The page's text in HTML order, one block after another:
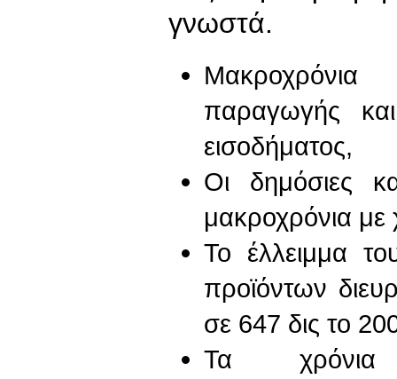
γνωστά.
παραγωγής
εισοδήματος,
Οι δημόσιες
μακροχρόνια
Το έλλειμμα
προϊόντων
σε 647 δις το
Τα χρόνια